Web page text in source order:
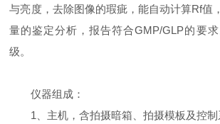
与亮度，去除图像的瑕疵，能自动计算Rf值
量的鉴定分析，报告符合GMP/GLP的要
级。
仪器组成：
1、主机，含拍摄暗箱、拍摄模板及控制